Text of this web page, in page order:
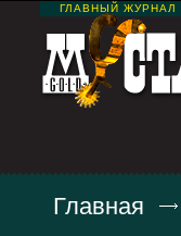
ГЛАВНЫЙ
Главная